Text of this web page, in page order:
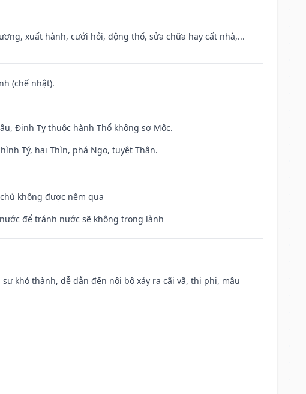
xuất hành, cưới hỏi, động thổ, sửa chữa hay cất nhà,...
(chế nhật).
Đinh Tỵ thuộc hành Thổ không sợ Mộc.
Tý, hại Thìn, phá Ngọ, tuyệt Thân.
không được nếm qua
để tránh nước sẽ không trong lành
khó thành, dễ dẫn đến nội bộ xảy ra cãi vã, thị phi, mâu